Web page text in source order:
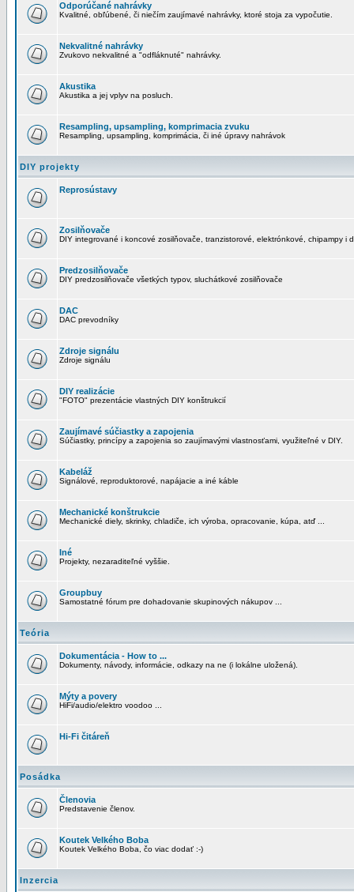
Odporúčané nahrávky
Kvalitné, obľúbené, či niečím zaujímavé nahrávky, ktoré stoja za vypočutie.
Nekvalitné nahrávky
Zvukovo nekvalitné a "odfláknuté" nahrávky.
Akustika
Akustika a jej vplyv na posluch.
Resampling, upsampling, komprimacia zvuku
Resampling, upsampling, komprimácia, či iné úpravy nahrávok
DIY projekty
Reprosústavy
Zosilňovače
DIY integrované i koncové zosilňovače, tranzistorové, elektrónkové, chipampy i
Predzosilňovače
DIY predzosilňovače všetkých typov, sluchátkové zosilňovače
DAC
DAC prevodníky
Zdroje signálu
Zdroje signálu
DIY realizácie
"FOTO" prezentácie vlastných DIY konštrukcií
Zaujímavé súčiastky a zapojenia
Súčiastky, princípy a zapojenia so zaujímavými vlastnosťami, využiteľné v DIY.
Kabeláž
Signálové, reproduktorové, napájacie a iné káble
Mechanické konštrukcie
Mechanické diely, skrinky, chladiče, ich výroba, opracovanie, kúpa, atď ...
Iné
Projekty, nezaraditeľné vyššie.
Groupbuy
Samostatné fórum pre dohadovanie skupinových nákupov ...
Teória
Dokumentácia - How to ...
Dokumenty, návody, informácie, odkazy na ne (i lokálne uložená).
Mýty a povery
HiFi/audio/elektro voodoo ...
Hi-Fi čitáreň
Posádka
Členovia
Predstavenie členov.
Koutek Velkého Boba
Koutek Velkého Boba, čo viac dodať :-)
Inzercia